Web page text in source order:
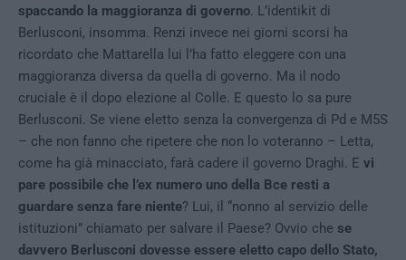
spaccando la maggioranza di governo. L’identikit di
Berlusconi, insomma. Renzi invece nei giorni scorsi ha
ricordato che Mattarella lui l’ha fatto eleggere con una
maggioranza diversa da quella di governo. Ma il nodo
cruciale è il dopo elezione al Colle. E questo lo sa pure
Berlusconi. Se viene eletto senza la convergenza di Pd e M5S
– che non fanno che ripetere che non lo voteranno – Letta,
come ha già minacciato, farà cadere il governo Draghi. E vi
pare possibile che l’ex numero uno della Bce resti a
guardare senza fare niente? Lui, il “nonno al servizio delle
istituzioni” chiamato per salvare il Paese? Ovvio che se
davvero Berlusconi dovesse essere eletto capo dello Stato,